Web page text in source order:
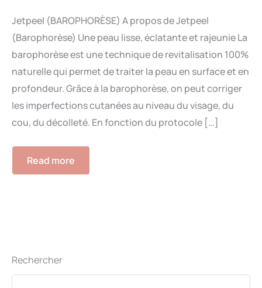
Jetpeel (BAROPHORÈSE) A propos de Jetpeel
(Barophorèse) Une peau lisse, éclatante et rajeunie La
barophorèse est une technique de revitalisation 100%
naturelle qui permet de traiter la peau en surface et en
profondeur. Grâce à la barophorèse, on peut corriger
les imperfections cutanées au niveau du visage, du
cou, du décolleté. En fonction du protocole […]
Read more
Rechercher